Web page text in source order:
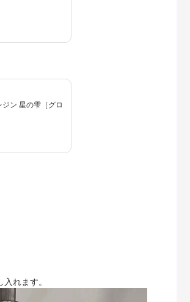
ン 星の雫［グロ
れます。